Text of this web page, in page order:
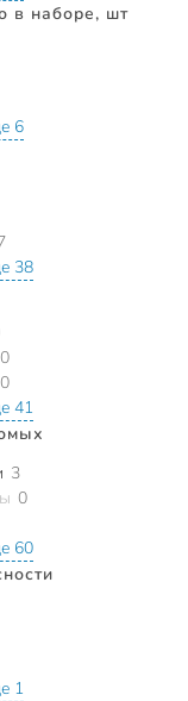
в наборе, шт
6
38
0
0
41
3
0
60
1